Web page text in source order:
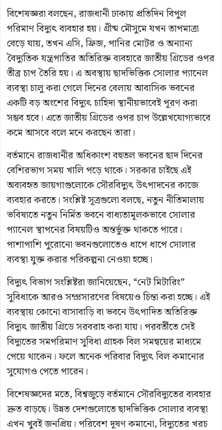
বিশেষজ্ঞরা বলছেন, রাজধানী ঢাকায় প্রতিদিন বিপুল
পরিমাণ বিদ্যুৎ ব্যবহার হয়। গ্রীষ্ম মৌসুমে যখন তাপমাত্রা
বেড়ে যায়, তখন এসি, ফ্রিজ, পানির মোটর ও অন্যান্য
বৈদ্যুতিক যন্ত্রপাতির অতিরিক্ত ব্যবহারে জাতীয় গ্রিডের ওপর
তীব্র চাপ তৈরি হয়। এ অবস্থায় ছাদভিত্তিক সোলার প্যানেল
ব্যবস্থা চালু করা গেলে দিনের বেলায় আবাসিক ভবনের
একটি বড় অংশের বিদ্যুৎ চাহিদা স্থানীয়ভাবেই পূরণ করা
সম্ভব হবে। এতে জাতীয় গ্রিডের ওপর চাপ উল্লেখযোগ্যভাবে
কমে আসবে বলে মনে করছেন তারা।
বর্তমানে রাজধানীর অধিকাংশ বহুতল ভবনের ছাদ দিনের
বেশিরভাগ সময় খালি পড়ে থাকে। সরকার চাইছে এই
অব্যবহৃত জায়গাগুলোকে সৌরবিদ্যুৎ উৎপাদনের কাজে
ব্যবহার করতে। সংশ্লিষ্ট সূত্রগুলো বলছে, নতুন নীতিমালায়
ভবিষ্যতে নতুন নির্মিত ভবনে বাধ্যতামূলকভাবে সোলার
প্যানেল স্থাপনের বিষয়টিও অন্তর্ভুক্ত থাকতে পারে।
পাশাপাশি পুরোনো ভবনগুলোতেও ধাপে ধাপে সোলার
ব্যবস্থা যুক্ত করার পরিকল্পনা নেওয়া হচ্ছে।
বিদ্যুৎ বিভাগ সংশ্লিষ্টরা জানিয়েছেন, “নেট মিটারিং”
সুবিধাকে আরও সম্প্রসারণের বিষয়েও চিন্তা করা হচ্ছে। এই
ব্যবস্থায় কোনো বাসাবাড়ি বা ভবনে উৎপাদিত অতিরিক্ত
বিদ্যুৎ জাতীয় গ্রিডে সরবরাহ করা যায়। পরবর্তীতে সেই
বিদ্যুতের সমপরিমাণ সুবিধা গ্রাহক বিল সমন্বয়ের মাধ্যমে
পেয়ে থাকেন। ফলে অনেক পরিবার বিদ্যুৎ বিল কমানোর
সুযোগও পেতে পারেন।
বিশেষজ্ঞদের মতে, বিশ্বজুড়ে বর্তমানে সৌরবিদ্যুতের ব্যবহার
দ্রুত বাড়ছে। উন্নত দেশগুলোতে ছাদভিত্তিক সোলার ব্যবস্থা
এখন খুবই জনপ্রিয়। পরিবেশ দূষণ কমানো, বিদ্যুতের খরচ